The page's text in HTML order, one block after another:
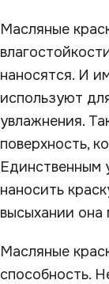
Масляные
наносятся. И
используют
увлажнения.
поверхность,
Единственным
наносить
высыхании она
Масляные
способность.